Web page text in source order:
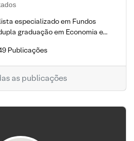
especializado em Fundos
graduação em Economia e...
Publicações
as publicações